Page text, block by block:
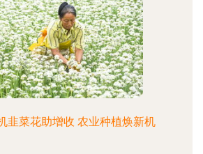
韭菜花助增收 农业种植焕新机